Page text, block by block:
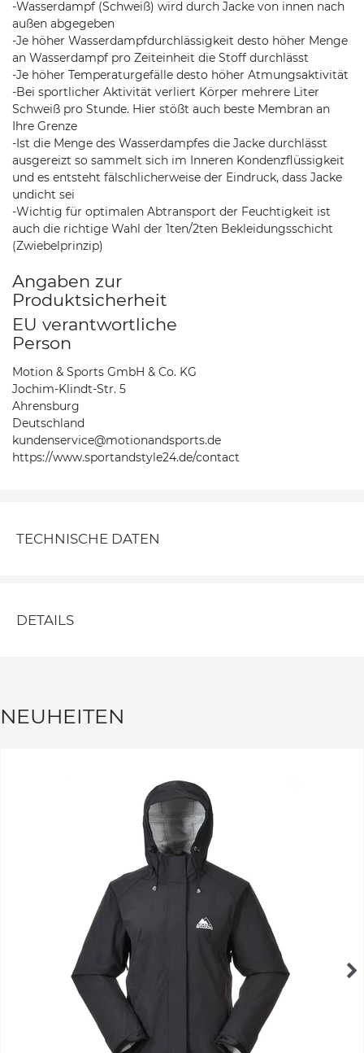
-Wasserdampf (Schweiß) wird durch Jacke von innen nach
außen abgegeben
-Je höher Wasserdampfdurchlässigkeit desto höher Menge
an Wasserdampf pro Zeiteinheit die Stoff durchlässt
-Je höher Temperaturgefälle desto höher Atmungsaktivität
-Bei sportlicher Aktivität verliert Körper mehrere Liter
Schweiß pro Stunde. Hier stößt auch beste Membran an
Ihre Grenze
-Ist die Menge des Wasserdampfes die Jacke durchlässt
ausgereizt so sammelt sich im Inneren Kondenzflüssigkeit
und es entsteht fälschlicherweise der Eindruck, dass Jacke
undicht sei
-Wichtig für optimalen Abtransport der Feuchtigkeit ist
auch die richtige Wahl der 1ten/2ten Bekleidungsschicht
(Zwiebelprinzip)
Angaben zur
Produktsicherheit
EU verantwortliche
Person
Motion & Sports GmbH & Co. KG
Jochim-Klindt-Str. 5
Ahrensburg
Deutschland
kundenservice@motionandsports.de
https://www.sportandstyle24.de/contact
TECHNISCHE DATEN
DETAILS
NEUHEITEN